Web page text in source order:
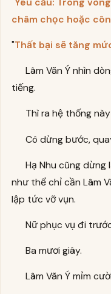
châm chọc hoặc
"Thất bại sẽ tăng
Lâm Vãn Ý nhìn
tiếng.
Thì ra hệ thống
Cô dừng bước,
Hạ Nhu cũng
như thể chỉ cần Lâm
lập tức vỡ vụn.
Nữ phục vụ đi
Ba mươi giây.
Lâm Vãn Ý mỉm